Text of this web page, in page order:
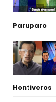
Paruparo
Hontiveros